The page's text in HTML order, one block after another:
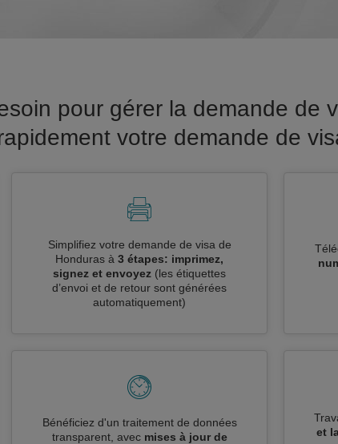
pour gérer la demande de
votre demande de
Simplifiez votre demande de visa de
Honduras à 3 étapes: imprimez,
signez et envoyez (les étiquettes
d’envoi et de retour sont générées
automatiquement)
Bénéficiez d'un traitement de données
transparent, avec mises à jour de
et